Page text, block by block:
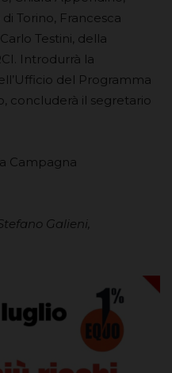
Torino, Francesca
Testini, della
Introdurrà la
del Programma
concluderà il segretario
Campagna
Galieni,